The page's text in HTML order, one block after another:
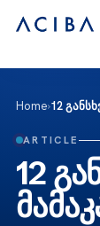
Home›12
ARTICLE
12